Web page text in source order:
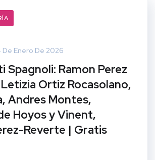
De Enero De 2026
Spagnoli: Ramon Perez
Ortiz Rocasolano,
Andres Montes,
Hoyos y Vinent,
Reverte | Gratis